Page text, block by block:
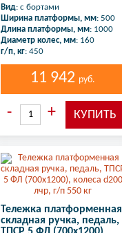
Вид: с бортами
Ширина платформы, мм: 500
Длина платформы, мм: 1000
Диаметр колес, мм: 160
г/п, кг: 450
11 942 руб.
Тележка платформенная
складная ручка, педаль,